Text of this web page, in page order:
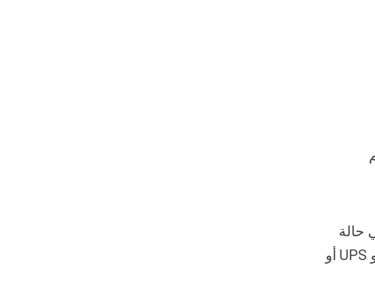
حالة
الشحن الذي يتم التعامل معه بواسطة البائع، قد يستخدم كل بائع شركات شحن مختلفة مثل USPS أو UPS أو